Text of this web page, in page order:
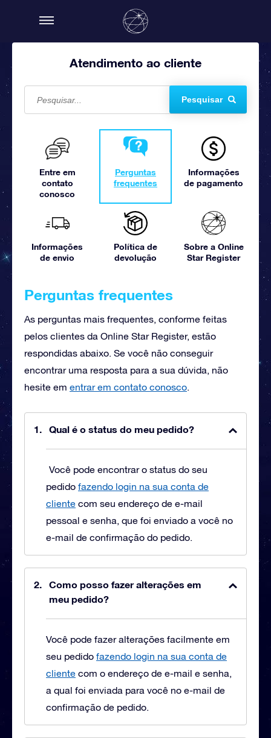
Atendimento ao cliente
Pesquisar
Entre em
contato
conosco
Perguntas
frequentes
Informações
de pagamento
Informações
de envio
Política de
devolução
Sobre a Online
Star Register
Perguntas frequentes
As perguntas mais frequentes, conforme feitas
pelos clientes da Online Star Register, estão
respondidas abaixo. Se você não conseguir
encontrar uma resposta para a sua dúvida, não
hesite em entrar em contato conosco.
Qual é o status do meu pedido?
Você pode encontrar o status do seu
pedido fazendo login na sua conta de
cliente com seu endereço de e-mail
pessoal e senha, que foi enviado a você no
e-mail de confirmação do pedido.
Como posso fazer alterações em
meu pedido?
Você pode fazer alterações facilmente em
seu pedido fazendo login na sua conta de
cliente com o endereço de e-mail e senha,
a qual foi enviada para você no e-mail de
confirmação de pedido.